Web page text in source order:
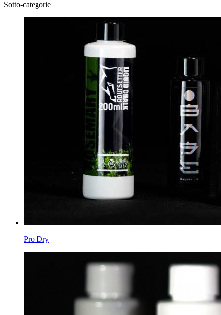
Sotto-categorie
Pro Dry